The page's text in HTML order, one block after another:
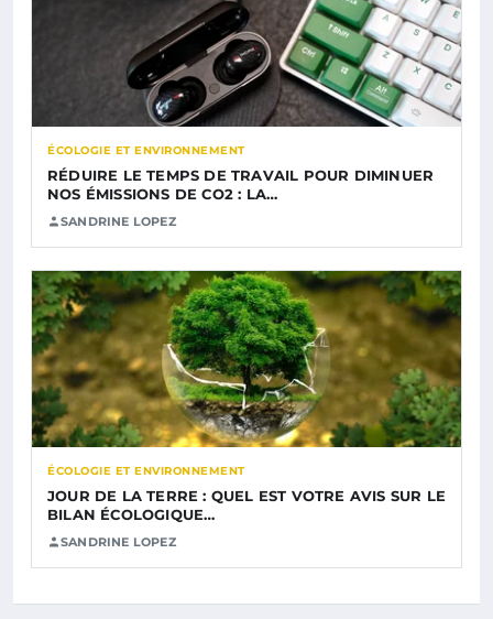
ÉCOLOGIE ET ENVIRONNEMENT
RÉDUIRE LE TEMPS DE TRAVAIL POUR DIMINUER
NOS ÉMISSIONS DE CO2 : LA…
SANDRINE LOPEZ
ÉCOLOGIE ET ENVIRONNEMENT
JOUR DE LA TERRE : QUEL EST VOTRE AVIS SUR LE
BILAN ÉCOLOGIQUE…
SANDRINE LOPEZ